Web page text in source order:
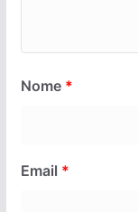
Nome *
Email *